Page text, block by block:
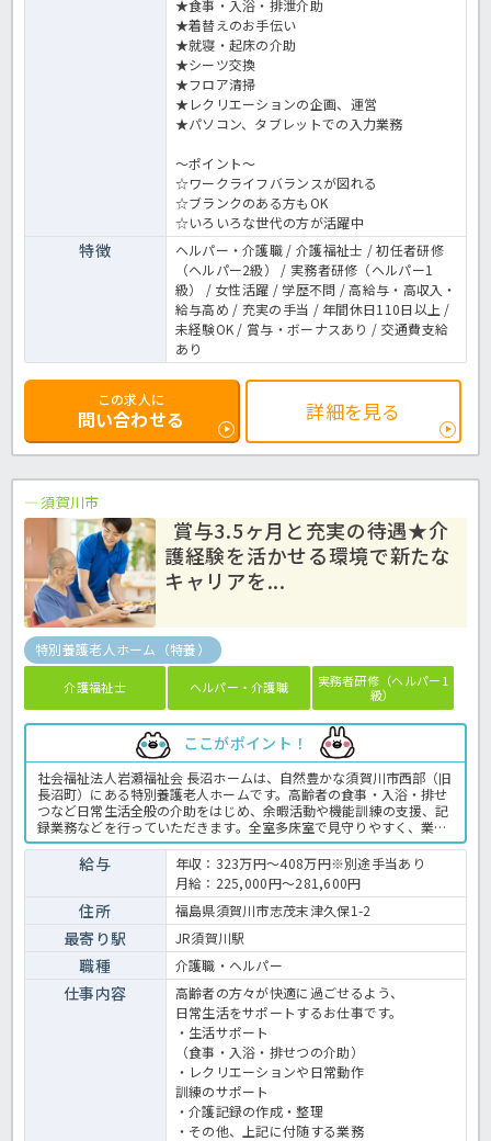
★食事・入浴・排泄介助
★着替えのお手伝い
★就寝・起床の介助
★シーツ交換
★フロア清掃
★レクリエーションの企画、運営
★パソコン、タブレットでの入力業務
～ポイント～
☆ワークライフバランスが図れる
☆ブランクのある方もOK
☆いろいろな世代の方が活躍中
特徴
ヘルパー・介護職 / 介護福祉士 / 初任者研修
（ヘルパー2級） / 実務者研修（ヘルパー1
級） / 女性活躍 / 学歴不問 / 高給与・高収入・
給与高め / 充実の手当 / 年間休日110日以上 /
未経験OK / 賞与・ボーナスあり / 交通費支給
あり
この求人に
問い合わせる 詳細を見る
須賀川市
賞与3.5ヶ月と充実の待遇★介
護経験を活かせる環境で新たな
キャリアを...
特別養護老人ホーム（特養）
介護福祉士 ヘルパー・介護職
実務者研修（ヘルパー1
級）
ここがポイント！
社会福祉法人岩瀬福祉会 長沼ホームは、自然豊かな須賀川市西部（旧
長沼町）にある特別養護老人ホームです。高齢者の食事・入浴・排せ
つなど日常生活全般の介助をはじめ、余暇活動や機能訓練の支援、記
録業務などを行っていただきます。全室多床室で見守りやすく、業務
が効率的に行える環境です。賞与は年3.7ヶ月分支給、年間休日は114
日と充実しており、仕事とプライベートの両立が可能です。緑に囲ま
れた穏やかな環境で、入居者一人ひとりと向き合った丁寧なケアを実
践したい方、ぜひ一緒に働きましょう！特養での介護業務全般です。
＜介護職 正職員 特別養護老人ホームの求人＞
給与
年収：323万円～408万円※別途手当あり
月給：225,000円～281,600円
住所 福島県須賀川市志茂末津久保1-2
最寄り駅 JR須賀川駅
職種 介護職・ヘルパー
仕事内容
高齢者の方々が快適に過ごせるよう、
日常生活をサポートするお仕事です。
・生活サポート
（食事・入浴・排せつの介助）
・レクリエーションや日常動作
訓練のサポート
・介護記録の作成・整理
・その他、上記に付随する業務